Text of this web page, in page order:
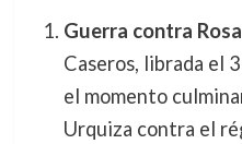
Guerra contra
Caseros, librada el
el momento
Urquiza contra el